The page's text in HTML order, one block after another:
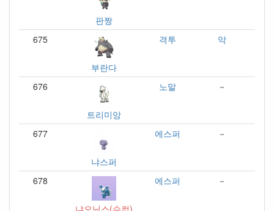
판짱
675
부란다
격투 악
676
트리미앙
노말 －
677
냐스퍼
에스퍼 －
678
냐오닉스(수컷)
에스퍼 －